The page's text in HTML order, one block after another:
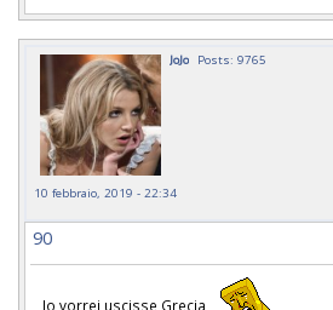
JoJo Posts: 9765
10 febbraio, 2019 - 22:34
90
Io vorrei uscisse Grecia